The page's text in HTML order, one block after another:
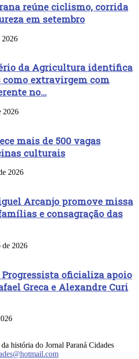
reúne ciclismo, corrida
em setembro
2026
da Agricultura identifica
como extravirgem com
no...
2026
mais de 500 vagas
culturais
2026
Arcanjo promove missa
e consagração das
de 2026
Progressista oficializa apoio
Greca e Alexandre Curi
história do Jornal Paraná Cidades